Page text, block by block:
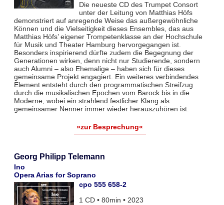
Die neueste CD des Trumpet Consort
unter der Leitung von Matthias Höfs
demonstriert auf anregende Weise das außergewöhnliche
Können und die Vielseitigkeit dieses Ensembles, das aus
Matthias Höfs’ eigener Trompetenklasse an der Hochschule
für Musik und Theater Hamburg hervorgegangen ist.
Besonders inspirierend dürfte zudem die Begegnung der
Generationen wirken, denn nicht nur Studierende, sondern
auch Alumni – also Ehemalige – haben sich für dieses
gemeinsame Projekt engagiert. Ein weiteres verbindendes
Element entsteht durch den programmatischen Streifzug
durch die musikalischen Epochen vom Barock bis in die
Moderne, wobei ein strahlend festlicher Klang als
gemeinsamer Nenner immer wieder herauszuhören ist.
»zur Besprechung«
Georg Philipp Telemann
Ino
Opera Arias for Soprano
cpo 555 658-2
1 CD • 80min • 2023